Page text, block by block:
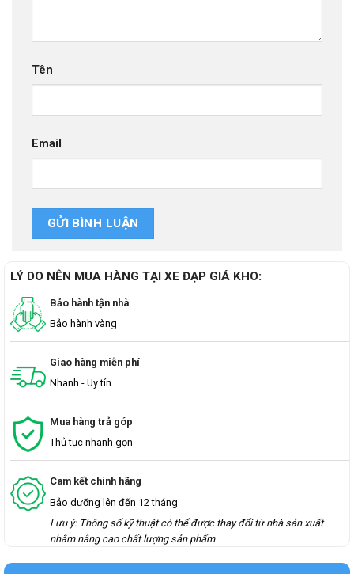
Tên
Email
LÝ DO NÊN MUA HÀNG TẠI XE ĐẠP GIÁ KHO:
Bảo hành tận nhà
Bảo hành vàng
Giao hàng miễn phí
Nhanh - Uy tín
Mua hàng trả góp
Thủ tục nhanh gọn
Cam kết chính hãng
Bảo dưỡng lên đến 12 tháng
Lưu ý: Thông số kỹ thuật có thể được thay đổi từ nhà sản xuất
nhằm nâng cao chất lượng sản phẩm